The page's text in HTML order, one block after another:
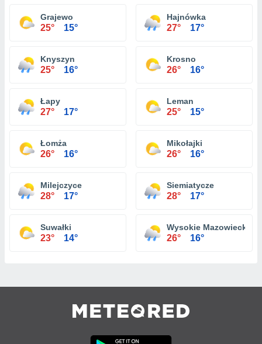
Grajewo
25° 15°
Hajnówka
27° 17°
Knyszyn
25° 16°
Krosno
26° 16°
Łapy
27° 17°
Leman
25° 15°
Łomża
26° 16°
Mikołajki
26° 16°
Milejczyce
28° 17°
Siemiatycze
28° 17°
Suwałki
23° 14°
Wysokie Mazowieckie
26° 16°